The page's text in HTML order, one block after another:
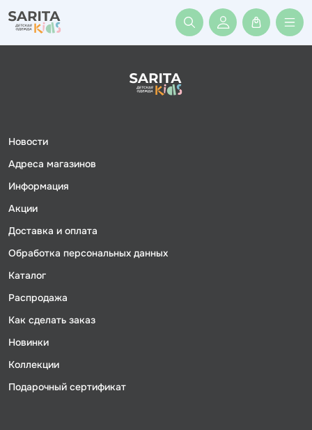
Войти или
Новости
Адреса магазинов
Информация
Акции
Доставка и оплата
Обработка персональных данных
Каталог
Распродажа
Как сделать заказ
Новинки
Коллекции
Подарочный сертификат